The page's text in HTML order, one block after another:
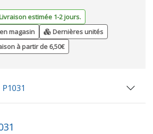
estimée 1-2 jours.
magasin
Dernières unités
à partir de 6,50€